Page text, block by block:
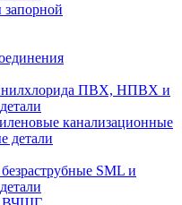
запорной
ПВХ, НПВХ и
канализационные
детали
SML и